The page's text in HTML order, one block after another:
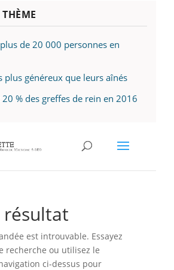
de 20 000 personnes en
plus généreux que leurs aînés
% des greffes de rein en 2016